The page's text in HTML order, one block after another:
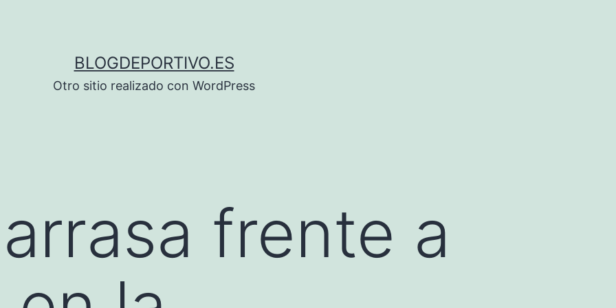
BLOGDEPORTIVO.ES
Otro sitio realizado con WordPress
frente a